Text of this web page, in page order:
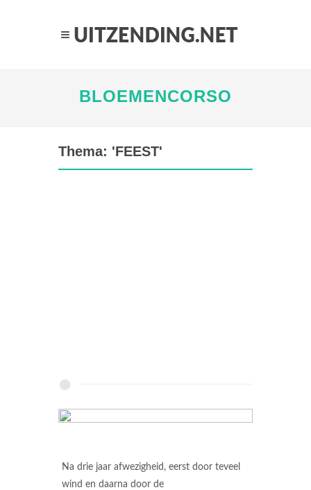
BLOEMENCORSO
Thema: 'FEEST'
Na drie jaar afwezigheid, eerst door teveel
wind en daarna door de